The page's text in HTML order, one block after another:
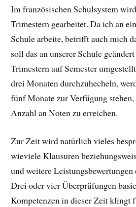
Im französischen Schulsystem
Trimestern gearbeitet. Da ich an
Schule arbeite, betrifft auch mich
soll das an unserer Schule
Trimestern auf Semester
drei Monaten durchzuhecheln,
fünf Monate zur Verfügung
Anzahl an Noten zu erreichen.
Zur Zeit wird natürlich vieles
wieviele Klausuren
und weitere Leistungsbewertungen
Drei oder vier Überprüfungen
Kompetenzen in dieser Zeit klingt